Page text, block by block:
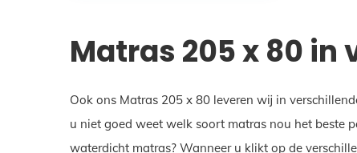
Matras 205 x 80
Ook ons Matras 205 x 80 leveren wij in
u niet goed weet welk soort matras nou het beste
waterdicht matras? Wanneer u klikt op de